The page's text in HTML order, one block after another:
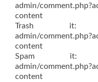
admin/
content
Trash it:
admin/
content
Spam it:
admin/
content